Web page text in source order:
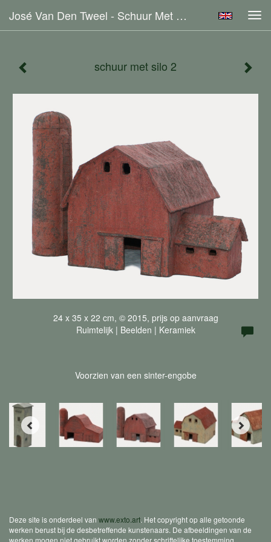
José Van Den Tweel - Schuur Met Silo 2
schuur met silo 2
24 x 35 x 22 cm, © 2015, prijs op aanvraag
Ruimtelijk | Beelden | Keramiek
Voorzien van een sinter-engobe
Deze site is onderdeel van www.exto.art. Het copyright op alle getoonde
werken berust bij de desbetreffende kunstenaars. De afbeeldingen van de